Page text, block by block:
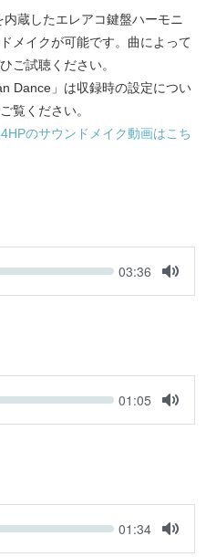
蔵したエレアコ鍵盤ハーモニ
メイクが可能です。曲によって
ご試聴ください。
Dance」は収録時の設定につい
覧ください。
のサウンドメイク動画はこち
Current
03:36
Mute
Current
01:05
Mute
Current
01:34